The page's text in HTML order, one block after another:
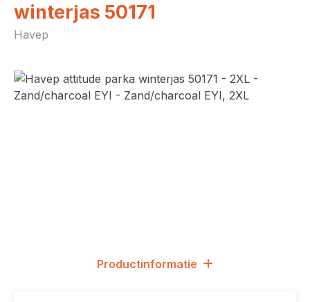
winterjas 50171
Havep
Afbeeldingengalerij overslaan
Productinformatie